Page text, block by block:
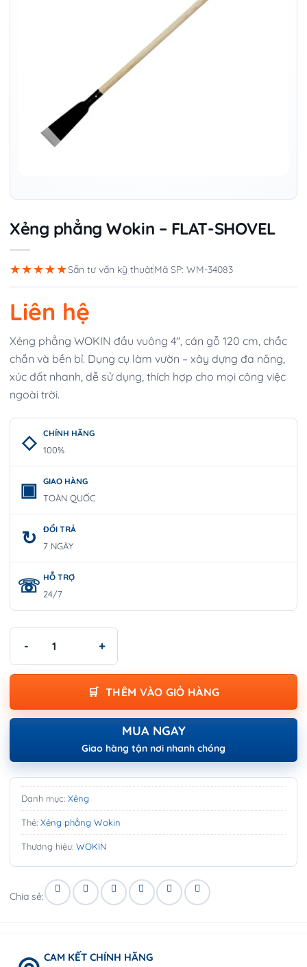
Xẻng phẳng Wokin – FLAT-SHOVEL
★★★★★Sẵn tư vấn kỹ thuậtMã SP: WM-34083
Liên hệ
Xẻng phẳng WOKIN đầu vuông 4″, cán gỗ 120 cm, chắc
chắn và bền bỉ. Dụng cụ làm vườn – xây dựng đa năng,
xúc đất nhanh, dễ sử dụng, thích hợp cho mọi công việc
ngoài trời.
CHÍNH HÃNG
100%
GIAO HÀNG
TOÀN QUỐC
ĐỔI TRẢ
7 NGÀY
HỖ TRỢ
24/7
THÊM VÀO GIỎ HÀNG
MUA NGAY
Giao hàng tận nơi nhanh chóng
Danh mục: Xẻng
Thẻ: Xẻng phẳng Wokin
Thương hiệu: WOKIN
Chia sẻ:
CAM KẾT CHÍNH HÃNG